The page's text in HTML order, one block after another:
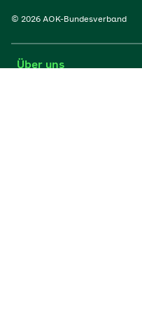
© 2026 AOK-Bundesverband
Über uns